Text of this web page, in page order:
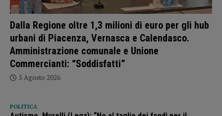
Dalla Regione oltre 1,3 milioni di euro per gli hub
urbani di Piacenza, Vernasca e Calendasco.
Amministrazione comunale e Unione
Commercianti: “Soddisfatti”
5 Agosto 2026
POLITICA